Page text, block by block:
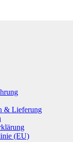
& Lieferung
(EU)